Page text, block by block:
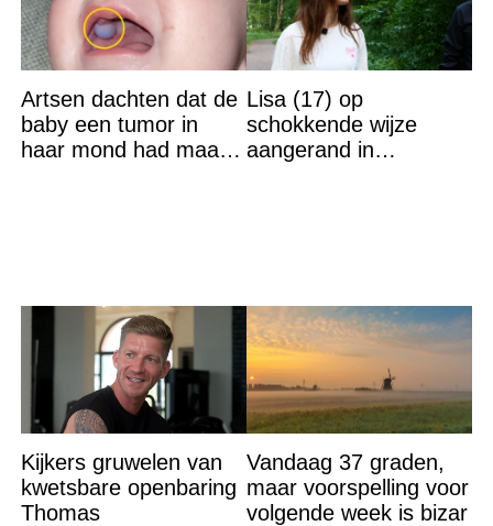
Artsen dachten dat de
baby een tumor in
haar mond had maar
Lisa (17) op
schokkende wijze
aangerand in
Kijkers gruwelen van
kwetsbare openbaring
Thomas
Vandaag 37 graden,
maar voorspelling voor
volgende week is bizar